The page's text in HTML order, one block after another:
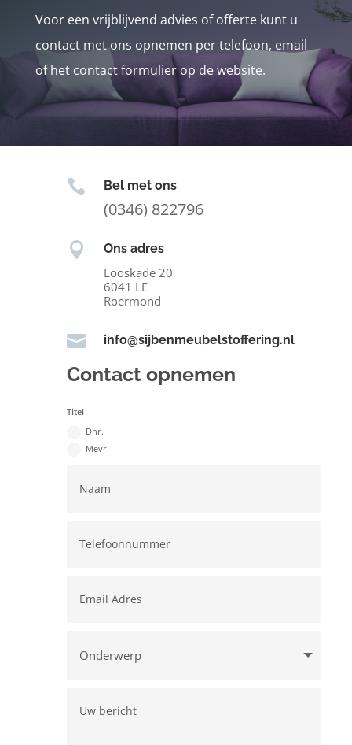
Voor een vrijblijvend advies of offerte kunt u
contact met ons opnemen per telefoon, email
of het contact formulier op de website.
 Bel met ons
(0346) 822796
 Ons adres
Looskade 20
6041 LE
Roermond
 info@sijbenmeubelstoffering.nl
Contact opnemen
Titel
Dhr.
Mevr.